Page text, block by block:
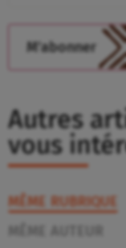
Autres
vous
MÊME RUBRIQUE
MÊME AUTEUR